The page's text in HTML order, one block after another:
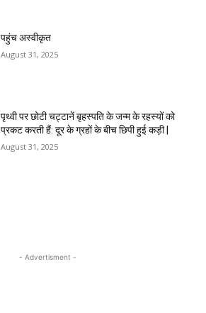
पहुंच अस्वीकृत
August 31, 2025
पृथ्वी पर छोटी चट्टानें बृहस्पति के जन्म के रहस्यों को
प्रकट करती हैं: दूर के ग्रहों के बीच छिपी हुई कड़ी |
August 31, 2025
- Advertisment -